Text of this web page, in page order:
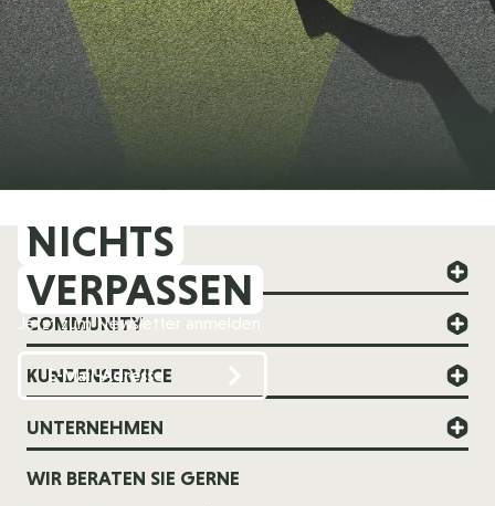
NICHTS
VERPASSEN
Jetzt zum Newsletter anmelden
FOREVER YOUNG
COMMUNITY
KUNDENSERVICE
UNTERNEHMEN
WIR BERATEN SIE GERNE